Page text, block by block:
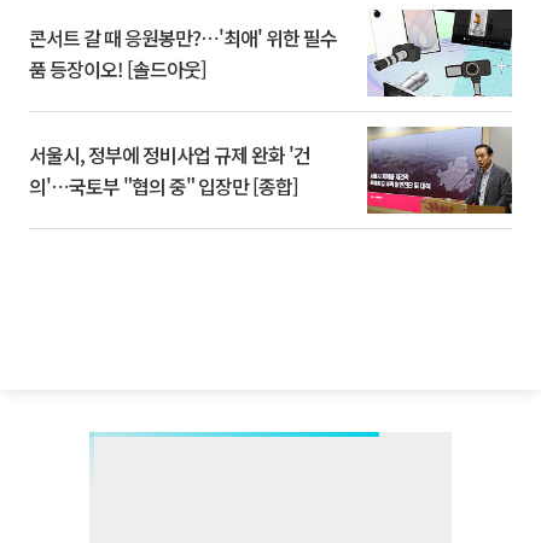
콘서트 갈 때 응원봉만?⋯'최애' 위한 필수
품 등장이오! [솔드아웃]
서울시, 정부에 정비사업 규제 완화 '건
의'⋯국토부 "협의 중" 입장만 [종합]